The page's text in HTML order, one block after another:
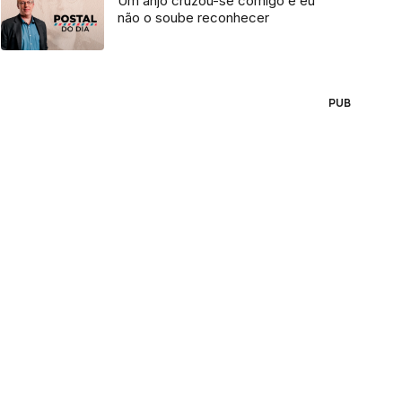
não o soube reconhecer
PUB